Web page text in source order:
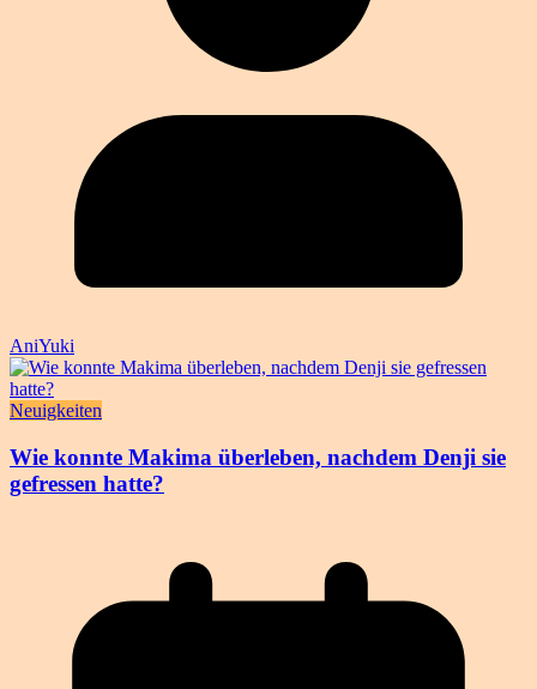
AniYuki
Neuigkeiten
Wie konnte Makima überleben, nachdem Denji sie
gefressen hatte?